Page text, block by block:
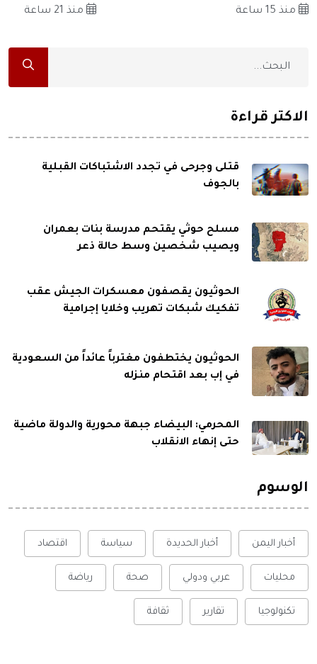
منذ 15 ساعة منذ 21 ساعة
الاكثر قراءة
قتلى وجرحى في تجدد الاشتباكات القبلية
بالجوف
مسلح حوثي يقتحم مدرسة بنات بعمران
ويصيب شخصين وسط حالة ذعر
الحوثيون يقصفون معسكرات الجيش عقب
تفكيك شبكات تهريب وخلايا إجرامية
الحوثيون يختطفون مغترباً عائداً من السعودية
في إب بعد اقتحام منزله
المحرمي: البيضاء جبهة محورية والدولة ماضية
حتى إنهاء الانقلاب
الوسوم
أخبار اليمن أخبار الحديدة سياسة اقتصاد
محليات عربي ودولي صحة رياضة
تكنولوجيا تقارير ثقافة